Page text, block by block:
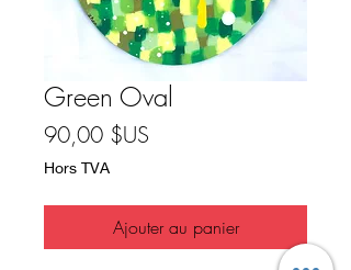
Green Oval
90,00 $US
Hors TVA
Ajouter au panier